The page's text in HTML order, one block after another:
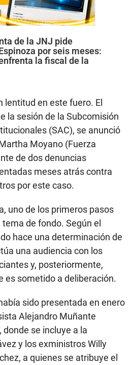
de la JNJ pide
por seis meses:
la fiscal de la
lentitud en este fuero. El
la sesión de la Subcomisión
(SAC), se anunció
Moyano (Fuerza
de dos denuncias
meses atrás contra
por este caso.
uno de los primeros pasos
de fondo. Según el
hace una determinación de
una audiencia con los
y, posteriormente,
es sometido a deliberación.
sido presentada en enero
Alejandro Muñante
donde se incluye a la
y los exministros Willy
a quienes se atribuye el